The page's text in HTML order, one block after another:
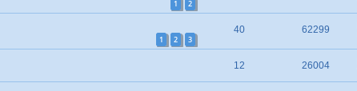
1 2
1 2 3
40 62299
12 26004